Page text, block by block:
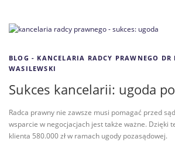
EN | DE
BLOG - KANCELARIA RADCY PRAWNEGO DR
WASILEWSKI
Sukces kancelarii: ugoda
Radca prawny nie zawsze musi pomagać przed
wsparcie w negocjacjach jest także ważne. Dzięki
klienta 580.000 zł w ramach ugody pozasądowej.